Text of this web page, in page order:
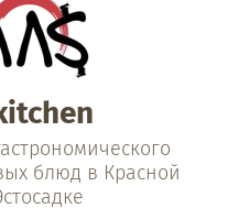
блюд в Красной